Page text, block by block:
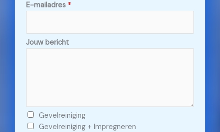
E-mailadres *
Jouw bericht
C
h
Gevelreiniging
Gevelreiniging + Impregneren